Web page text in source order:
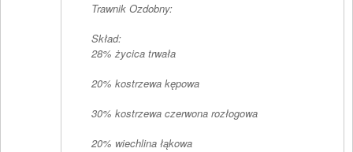
Trawnik Ozdobny:
Skład:
28% życica trwała
20% kostrzewa kępowa
30% kostrzewa czerwona rozłogowa
20% wiechlina łąkowa